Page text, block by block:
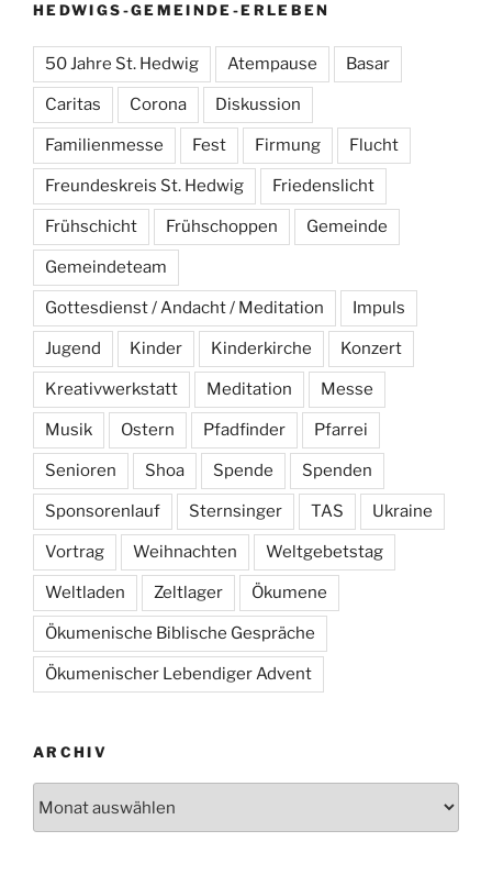
HEDWIGS-GEMEINDE-ERLEBEN
50 Jahre St. Hedwig Atempause Basar
Caritas Corona Diskussion
Familienmesse Fest Firmung Flucht
Freundeskreis St. Hedwig Friedenslicht
Frühschicht Frühschoppen Gemeinde
Gemeindeteam
Gottesdienst / Andacht / Meditation Impuls
Jugend Kinder Kinderkirche Konzert
Kreativwerkstatt Meditation Messe
Musik Ostern Pfadfinder Pfarrei
Senioren Shoa Spende Spenden
Sponsorenlauf Sternsinger TAS Ukraine
Vortrag Weihnachten Weltgebetstag
Weltladen Zeltlager Ökumene
Ökumenische Biblische Gespräche
Ökumenischer Lebendiger Advent
ARCHIV